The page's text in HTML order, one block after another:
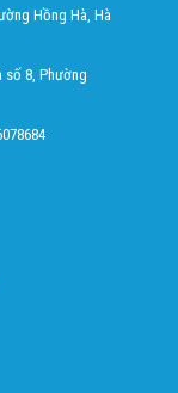
Hồng Hà, Hà
số 8, Phường